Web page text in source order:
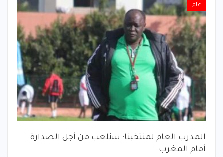
عام
المدرب العام لمنتخبنا: سنلعب من أجل الصدارة
أمام المغرب